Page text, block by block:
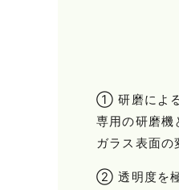
① 研磨によ
専用の研磨機
ガラス表面の
② 透明度を極